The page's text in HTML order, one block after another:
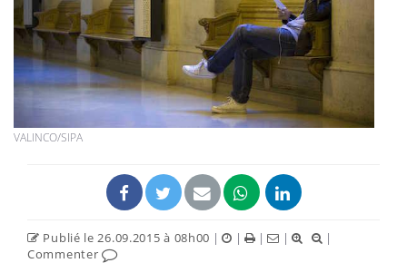
VALINCO/SIPA
Publié le 26.09.2015 à 08h00 | | | |
|
Commenter